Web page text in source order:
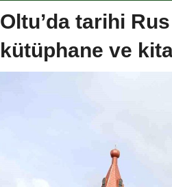
Oltu’da tarihi
kütüphane ve